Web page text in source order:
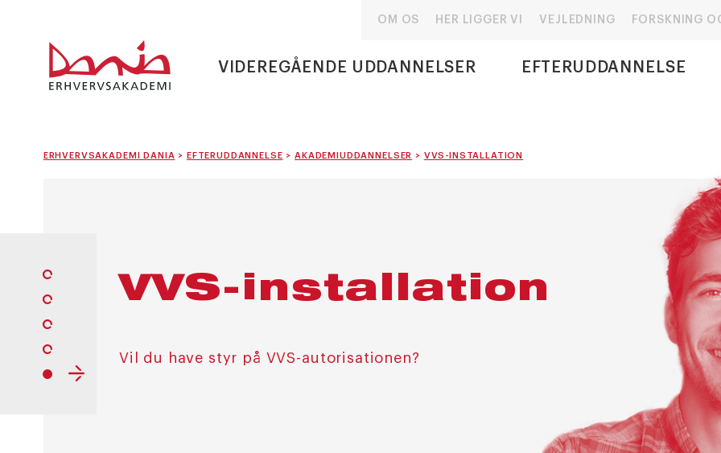
OM OS HER LIGGER VI VEJLEDNING FORSKNING
VIDEREGÅENDE UDDANNELSER EFTERUDDANNELSE
ERHVERVSAKADEMI DANIA > EFTERUDDANNELSE > AKADEMIUDDANNELSER > VVS-INSTALLATION
VVS-installation
Vil du have styr på VVS-autorisationen?